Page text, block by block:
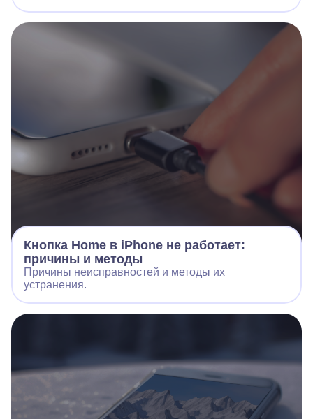
Кнопка Home в iPhone не работает:
причины и методы
Причины неисправностей и методы их
устранения.